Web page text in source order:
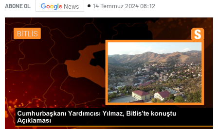
ABONE OL News 14 Temmuz 2024 08:12